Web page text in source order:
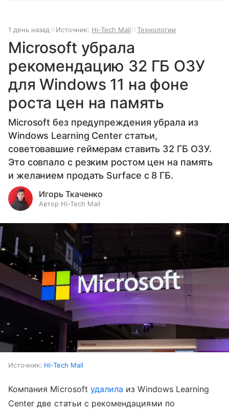
1 день назад Источник: Hi-Tech Mail Технологии
Microsoft убрала
рекомендацию 32 ГБ ОЗУ
для Windows 11 на фоне
роста цен на память
Microsoft без предупреждения убрала из
Windows Learning Center статьи,
советовавшие геймерам ставить 32 ГБ ОЗУ.
Это совпало с резким ростом цен на память
и желанием продать Surface с 8 ГБ.
Игорь Ткаченко
Автор Hi-Tech Mail
Источник: Hi-Tech Mail
Компания Microsoft удалила из Windows Learning
Center две статьи с рекомендациями по